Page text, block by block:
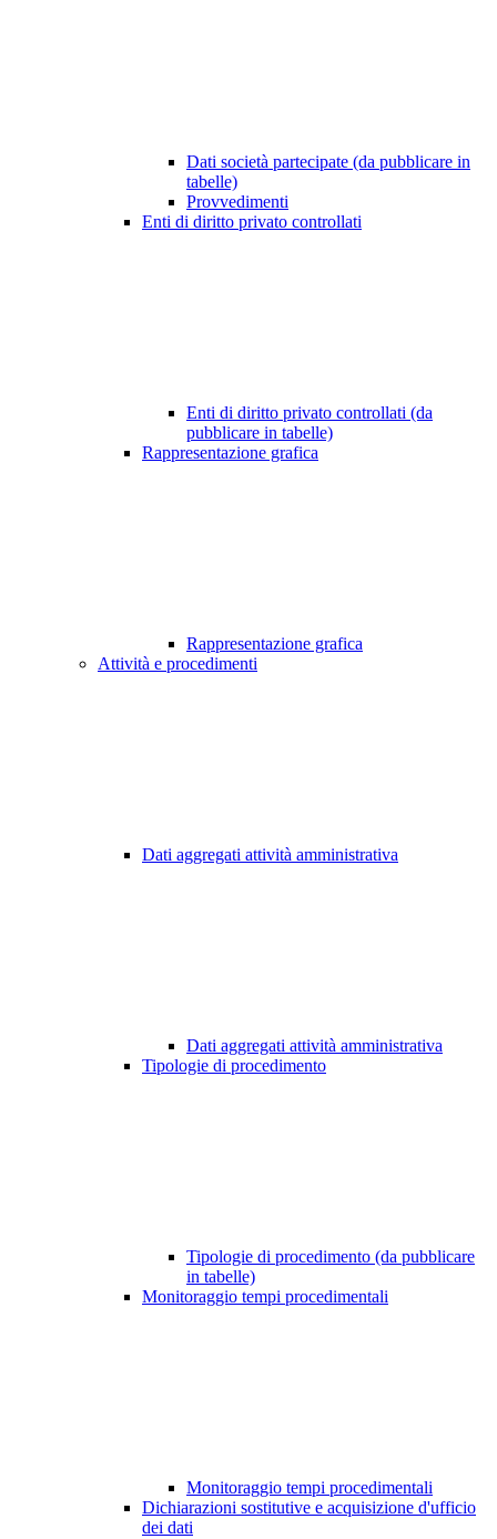
Dati società partecipate (da pubblicare in
tabelle)
Provvedimenti
Enti di diritto privato controllati
Enti di diritto privato controllati (da
pubblicare in tabelle)
Rappresentazione grafica
Rappresentazione grafica
Attività e procedimenti
Dati aggregati attività amministrativa
Dati aggregati attività amministrativa
Tipologie di procedimento
Tipologie di procedimento (da pubblicare
in tabelle)
Monitoraggio tempi procedimentali
Monitoraggio tempi procedimentali
Dichiarazioni sostitutive e acquisizione d'ufficio
dei dati